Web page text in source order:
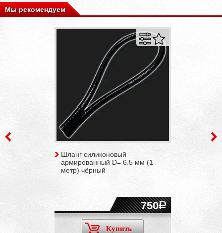
Мы рекомендуем
Шланг силиконовый
армированный D= 6.5 мм (1
метр) чёрный
750
Купить